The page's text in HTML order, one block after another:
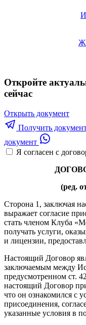
Откройте
сейчас
Открыть документ
Получить
документ
Я согласен с
(ред.
Сторона 1, заключая
выражает согласие
стать членом Клуба
получать услуги,
и лицензии,
Настоящий Договор
заключаемым между
предусмотренном ст.
настоящий Договор
что он ознакомился с
присоединения,
указанные условия в